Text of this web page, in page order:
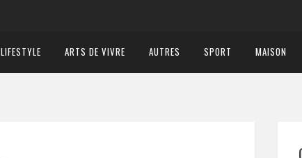
LIFESTYLE ARTS DE VIVRE AUTRES SPORT MAISON